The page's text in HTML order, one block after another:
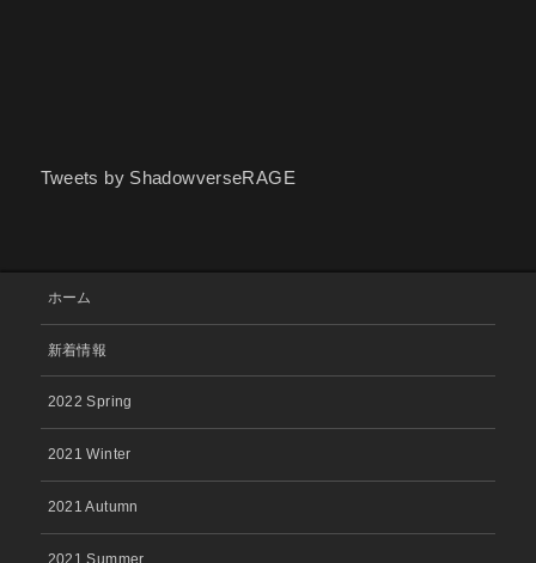
Tweets by ShadowverseRAGE
ホーム
新着情報
2022 Spring
2021 Winter
2021 Autumn
2021 Summer